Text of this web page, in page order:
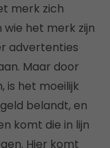
merk zich
het merk zijn
advertenties
Maar door
is het moeilijk
belandt, en
komt die in lijn
Hier komt